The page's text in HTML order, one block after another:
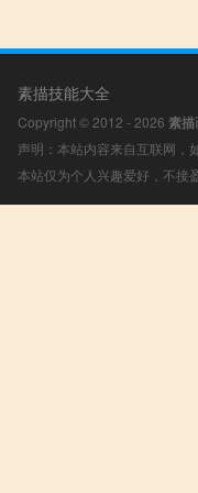
素描技能大全
Copyright © 2012 - 2026 素描
声明：本站内容来自互联网，
本站仅为个人兴趣爱好，不接